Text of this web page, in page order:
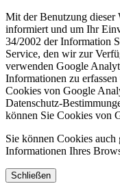
Mit der Benutzung dieser
informiert und um Ihr
34/2002 der Information
Service, den wir zur
verwenden Google
Informationen zu
Cookies von Google
Datenschutz-
können Sie Cookies von
Sie können Cookies auch
Informationen Ihres
Schließen